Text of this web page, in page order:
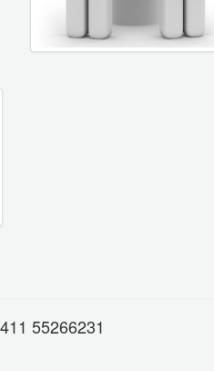
55266231